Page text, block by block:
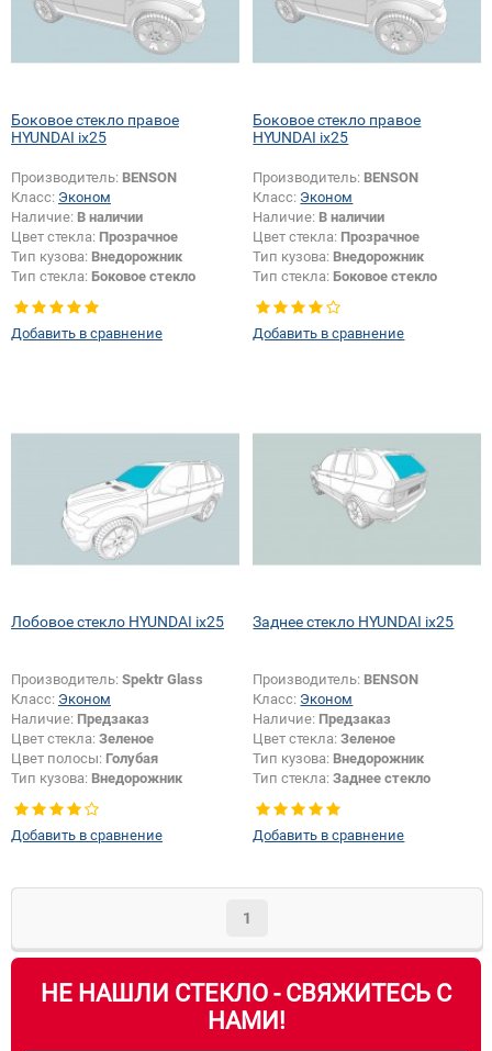
Боковое стекло правое
HYUNDAI ix25
Производитель: BENSON
Класс: Эконом
Наличие: В наличии
Цвет стекла: Прозрачное
Тип кузова: Внедорожник
Тип стекла: Боковое стекло
Добавить в сравнение
Боковое стекло правое
HYUNDAI ix25
Производитель: BENSON
Класс: Эконом
Наличие: В наличии
Цвет стекла: Прозрачное
Тип кузова: Внедорожник
Тип стекла: Боковое стекло
Добавить в сравнение
Лобовое стекло HYUNDAI ix25
Производитель: Spektr Glass
Класс: Эконом
Наличие: Предзаказ
Цвет стекла: Зеленое
Цвет полосы: Голубая
Тип кузова: Внедорожник
Добавить в сравнение
Заднее стекло HYUNDAI ix25
Производитель: BENSON
Класс: Эконом
Наличие: Предзаказ
Цвет стекла:Зеленое
Тип кузова: Внедорожник
Тип стекла:Заднее стекло
Добавить в сравнение
1
НЕ НАШЛИ СТЕКЛО - СВЯЖИТЕСЬ С
НАМИ!